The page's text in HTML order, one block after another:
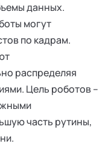
данных.
могут
по кадрам.
распределяя
Цель роботов –
часть рутины,